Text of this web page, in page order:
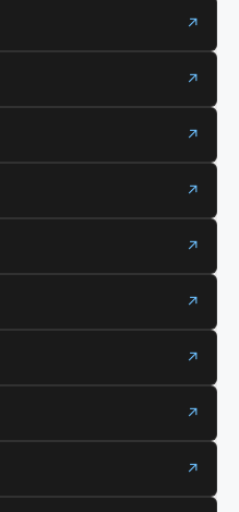
↗
↗
↗
↗
↗
↗
↗
↗
↗